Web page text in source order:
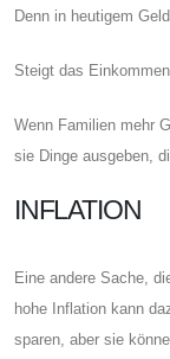
Denn in heutigem
Steigt das
Wenn Familien mehr
sie Dinge ausgeben,
INFLATION
Eine andere Sache,
hohe Inflation kann
sparen, aber sie